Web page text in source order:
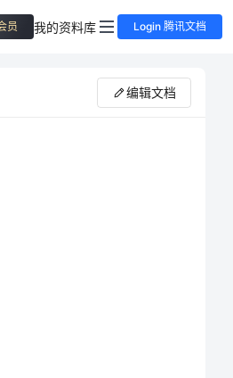
员 我的资料库 Login 腾讯文档
编辑文档